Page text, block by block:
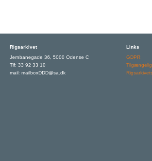
Rigsarkivet
Jernbanegade 36, 5000 Odense C
Tlf: 33 92 33 10
mail: mailboxDDD@sa.dk
Links
GDPR